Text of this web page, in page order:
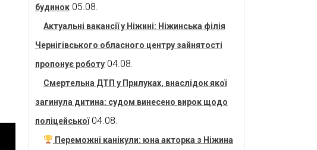
будинок 05.08.
Актуальні вакансії у Ніжині: Ніжинська філія
Чернігівського обласного центру зайнятості
пропонує роботу 04.08.
Смертельна ДТП у Прилуках, внаслідок якої
загинула дитина: судом винесено вирок щодо
поліцейської 04.08.
Переможні канікули: юна акторка з Ніжина